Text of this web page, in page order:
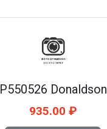
P550526 Donaldson
935.00 ₽